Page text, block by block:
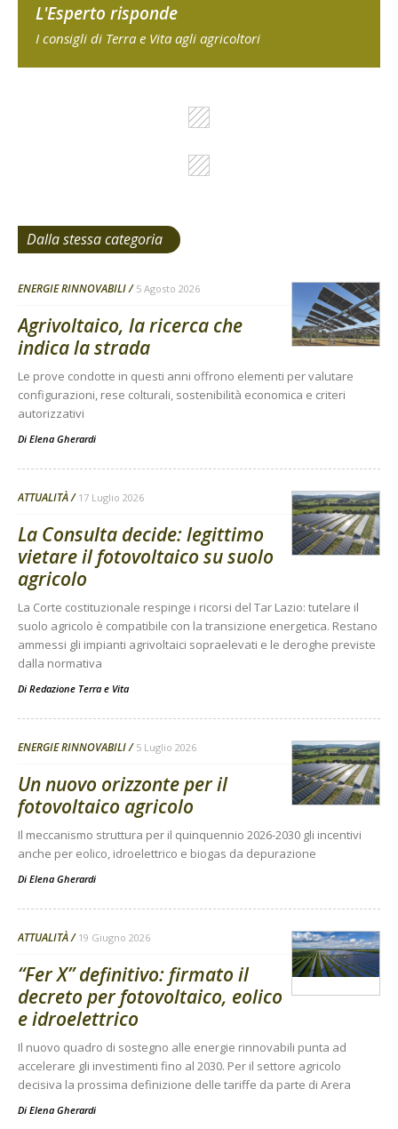
L'Esperto risponde
I consigli di Terra e Vita agli agricoltori
Dalla stessa categoria
ENERGIE RINNOVABILI 5 Agosto 2026
Agrivoltaico, la ricerca che
indica la strada
Le prove condotte in questi anni offrono elementi per valutare
configurazioni, rese colturali, sostenibilità economica e criteri
autorizzativi
Di Elena Gherardi
ATTUALITÀ 17 Luglio 2026
La Consulta decide: legittimo
vietare il fotovoltaico su suolo
agricolo
La Corte costituzionale respinge i ricorsi del Tar Lazio: tutelare il
suolo agricolo è compatibile con la transizione energetica. Restano
ammessi gli impianti agrivoltaici sopraelevati e le deroghe previste
dalla normativa
Di Redazione Terra e Vita
ENERGIE RINNOVABILI 5 Luglio 2026
Un nuovo orizzonte per il
fotovoltaico agricolo
Il meccanismo struttura per il quinquennio 2026-2030 gli incentivi
anche per eolico, idroelettrico e biogas da depurazione
Di Elena Gherardi
ATTUALITÀ 19 Giugno 2026
“Fer X” definitivo: firmato il
decreto per fotovoltaico, eolico
e idroelettrico
Il nuovo quadro di sostegno alle energie rinnovabili punta ad
accelerare gli investimenti fino al 2030. Per il settore agricolo
decisiva la prossima definizione delle tariffe da parte di Arera
Di Elena Gherardi